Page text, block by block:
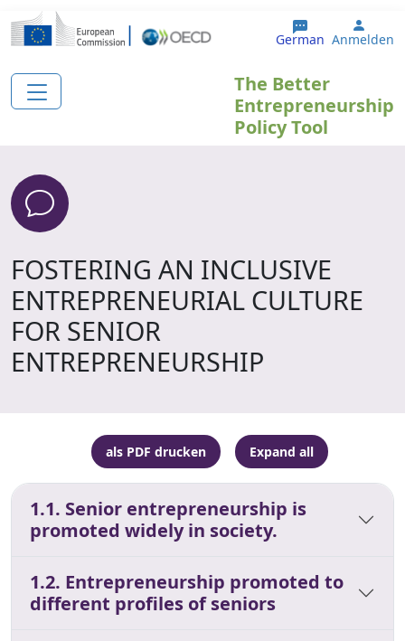
Direkt zum Inhalt
German User
Anmelden
The Better
Entrepreneurship
Policy Tool
FOSTERING AN INCLUSIVE
ENTREPRENEURIAL CULTURE
FOR SENIOR
ENTREPRENEURSHIP
als PDF drucken Expand all
1.1. Senior entrepreneurship is
promoted widely in society.
1.2. Entrepreneurship promoted to
different profiles of seniors